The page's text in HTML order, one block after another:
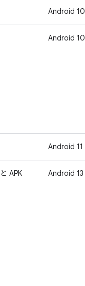
Android 10
Android 10
Android 11
APK Android 13